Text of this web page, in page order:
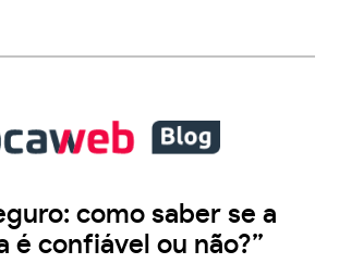
como saber se a
é confiável ou não?”